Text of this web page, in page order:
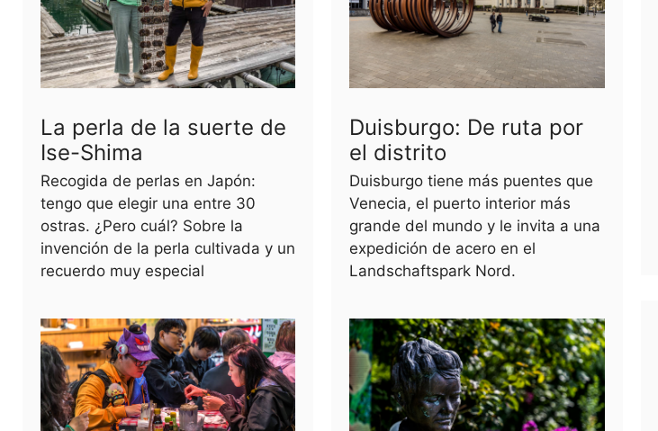
La perla de la suerte de
Ise-Shima
Recogida de perlas en Japón:
tengo que elegir una entre 30
ostras. ¿Pero cuál? Sobre la
invención de la perla cultivada y un
recuerdo muy especial
Duisburgo: De ruta por
el distrito
Duisburgo tiene más puentes que
Venecia, el puerto interior más
grande del mundo y le invita a una
expedición de acero en el
Landschaftspark Nord.